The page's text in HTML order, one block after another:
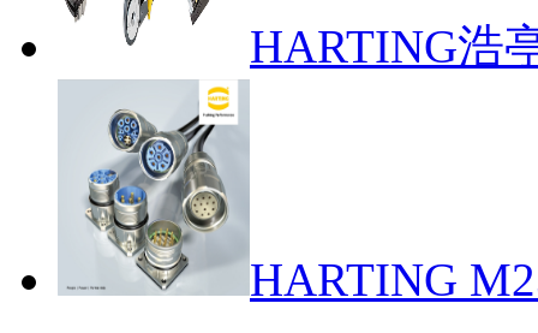
HARTING浩
HARTING